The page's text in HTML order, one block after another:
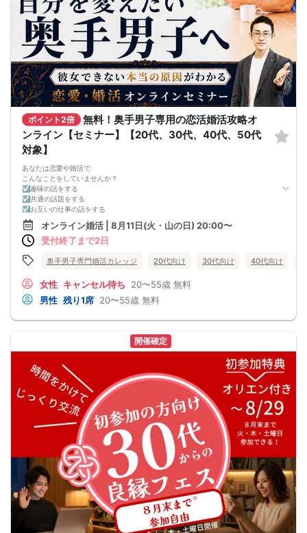
でも、安心してください！
今年こそは彼女できて
一緒に美味しいものを食べに行ったり、
映画に行ったり、旅行に行けるように、
「奥手男子専用の恋愛婚活攻略」
を用意しています！
ぜひこの先を読み進めてみてください👇
※講師の急用以外はたとえ参加人数が1人でも
その人のために必ず実施します
※はじめてセミナーに参加する方も
ビデオオフでも参加OKにしているので
安心してください
ポイント2倍
無料！奥手男子専用の恋活婚活攻略オ
ンライン【セミナー】【20代、30代、40代、50代
対象】
あなたは恋愛や婚活で
こんなことをしていませんか？
☑趣味の話をする
☑共通の話題をする
☑お互いの仕事の話をする
☑家族や将来について話をする
☑食事の話をする
☑好印象に思ってもらうために
☑経験を積むために出会いの数を増やす
奥手男子に合わない方法です。
なぜなら、趣味や共通の話題などをしても
それだけでは、女性は好きにはなってくれない。
次につなげようとすればするほど、
気づかないうちに「女性の信頼」を失ってしまう。
さらに、出会いの数を増やしても
気になる女性を目の前にすると、
「好印象に思われたい。嫌われたくない。」
という気持ちが強くなり、
どうしても当たり障りない会話してしまう。
その結果、彼女できるチャンスを
逃している奥手男子がめっちゃ多いからです。
でも、安心してください！
今年こそは彼女できて
一緒に美味しいものを食べに行ったり、
映画に行ったり、旅行に行けるように、
「奥手男子専用の恋愛婚活攻略」
を用意しています！
ぜひこの先を読み進めてみてください👇
※講師の急用以外はたとえ参加人数が1人でも
その人のために必ず実施します
※はじめてセミナーに参加する方も
ビデオオフでも参加OKにしているので
オンライン婚活 | 8月11日(火・山の日) 20:00〜
受付終了まで2日
奥手男子専門婚活カレッジ 20代向け 30代向け 40代向け
女性 キャンセル待ち 20〜55歳 無料
男性 残り1席 20〜55歳 無料
開催確定